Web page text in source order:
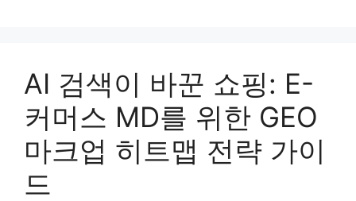
AI 검색이 바꾼 쇼핑: E-
커머스 MD를 위한 GEO
마크업 히트맵 전략 가이
드